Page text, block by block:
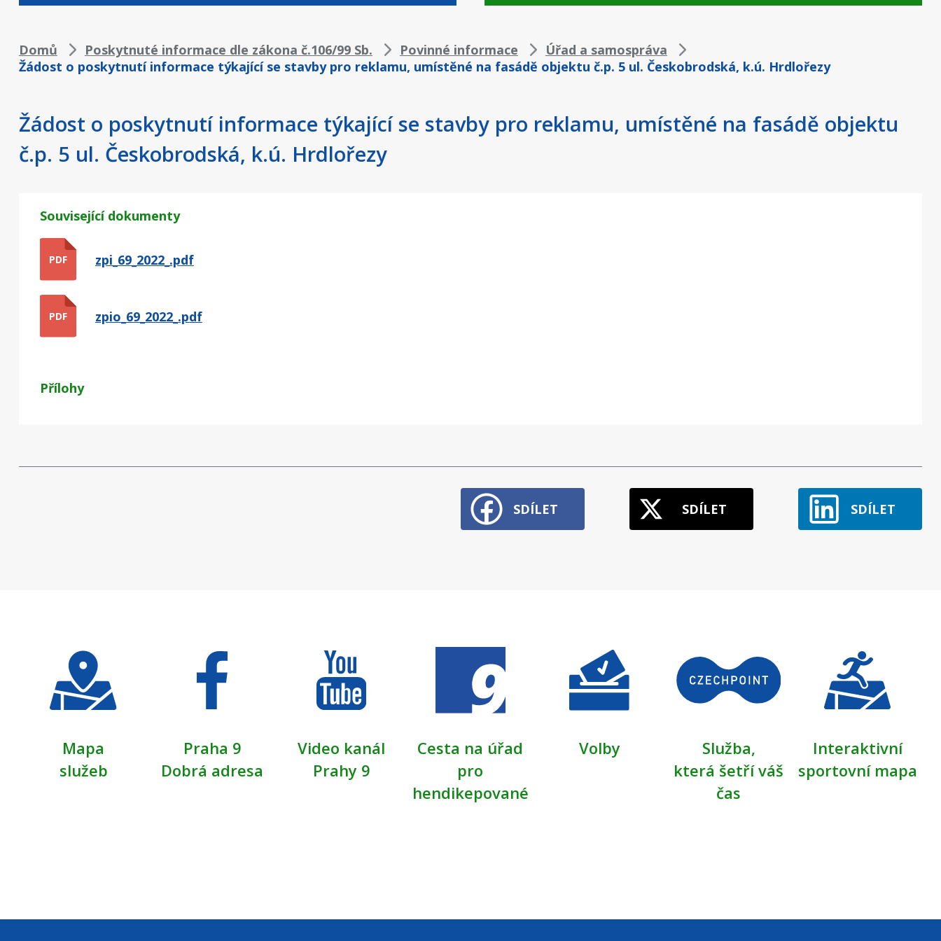
Drobečková
navigace
Domů Poskytnuté informace dle zákona č.106/99 Sb. Povinné informace
Úřad a samospráva
Žádost o poskytnutí informace týkající se stavby pro reklamu, umístěné na fasádě objektu č.p. 5 ul. Českobrodská, k.ú. Hrdlořezy
Žádost o poskytnutí informace týkající se stavby pro reklamu, umístěné na fasádě objektu
č.p. 5 ul. Českobrodská, k.ú. Hrdlořezy
Související dokumenty
PDF zpi_69_2022_.pdf
PDF zpio_69_2022_.pdf
Přílohy
SDÍLET SDÍLET SDÍLET
Mapa
služeb
Praha 9
Dobrá adresa
Video kanál
Prahy 9
Cesta na úřad
pro
hendikepované
Volby
Služba,
která šetří váš
čas
Interaktivní
sportovní mapa